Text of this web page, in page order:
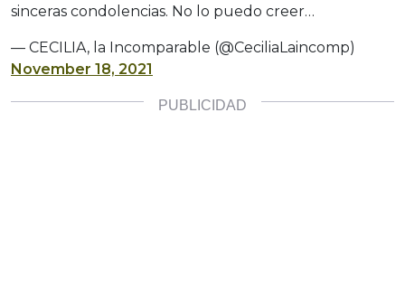
sinceras condolencias. No lo puedo creer…
— CECILIA, la Incomparable (@CeciliaLaincomp)
November 18, 2021